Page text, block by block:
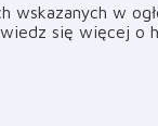
wskazanych w
się więcej o